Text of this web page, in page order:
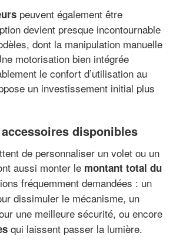
peuvent également être
devient presque incontournable
dont la manipulation manuelle
motorisation bien intégrée
le confort d’utilisation au
un investissement initial plus
disponibles
de personnaliser un volet ou un
aussi monter le montant total du
fréquemment demandées : un
dissimuler le mécanisme, un
une meilleure sécurité, ou encore
qui laissent passer la lumière.